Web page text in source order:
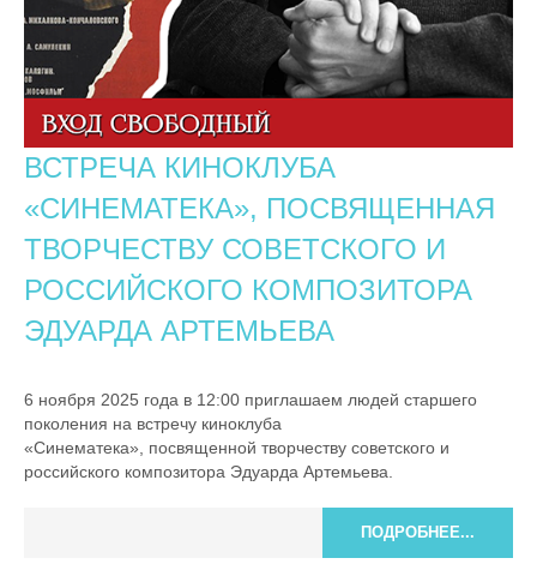
ВСТРЕЧА КИНОКЛУБА
«СИНЕМАТЕКА», ПОСВЯЩЕННАЯ
ТВОРЧЕСТВУ СОВЕТСКОГО И
РОССИЙСКОГО КОМПОЗИТОРА
ЭДУАРДА АРТЕМЬЕВА
6 ноября 2025 года в 12:00 приглашаем людей старшего
поколения на встречу киноклуба
«Синематека», посвященной творчеству советского и
российского композитора Эдуарда Артемьева.
ПОДРОБНЕЕ...